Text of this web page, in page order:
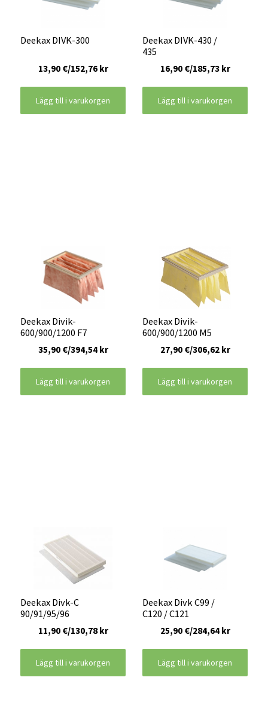
Deekax DIVK-300
13,90 €/152,76 kr
Lägg till i varukorgen
Deekax DIVK-430 /
435
16,90 €/185,73 kr
Lägg till i varukorgen
Deekax Divik-
600/900/1200 F7
35,90 €/394,54 kr
Lägg till i varukorgen
Deekax Divik-
600/900/1200 M5
27,90 €/306,62 kr
Lägg till i varukorgen
Deekax Divk-C
90/91/95/96
11,90 €/130,78 kr
Lägg till i varukorgen
Deekax Divk C99 /
C120 / C121
25,90 €/284,64 kr
Lägg till i varukorgen